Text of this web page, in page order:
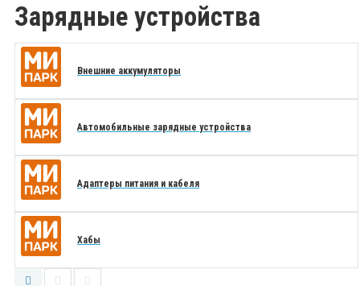
Зарядные устройства
Внешние аккумуляторы
Автомобильные зарядные устройства
Адаптеры питания и кабеля
Хабы